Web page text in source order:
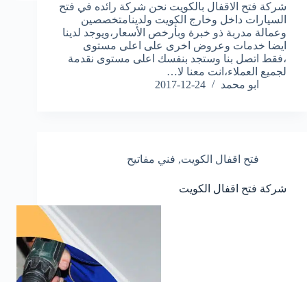
شركة فتح الاقفال بالكويت نحن شركة رائده في فتح
السيارات داخل وخارج الكويت ولدينامتخصصين
وعمالة مدربة ذو خبرة وبأرخص الأسعار،ويوجد لدينا
ايضا خدمات وعروض اخرى على اعلى مستوى
،فقط اتصل بنا وستجد بنفسك اعلى مستوى نقدمة
لجميع العملاء،انت معنا لا…
ابو محمد
2017-12-24
فتح اقفال الكويت, فني مفاتيح
شركة فتح اقفال الكويت